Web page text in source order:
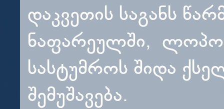
დაკვეთის საგანს
ნაფარეულში,
სასტუმროს შიდა
შემუშავება.